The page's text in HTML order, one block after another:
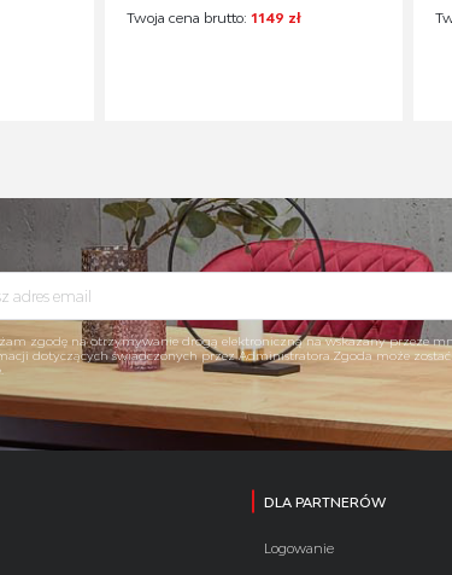
Twoja cena brutto: 1149 zł
zgodę na otrzymywanie drogą elektroniczną na wskazany przeze
dotyczących świadczonych przez Administratora.Zgoda może
DLA PARTNERÓW
Logowanie